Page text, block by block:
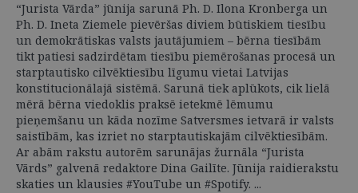
“Jurista Vārda” jūnija sarunā Ph. D. Ilona Kronberga un
Ph. D. Ineta Ziemele pievēršas diviem būtiskiem tiesību
un demokrātiskas valsts jautājumiem – bērna tiesībām
tikt patiesi sadzirdētam tiesību piemērošanas procesā un
starptautisko cilvēktiesību līgumu vietai Latvijas
konstitucionālajā sistēmā. Sarunā tiek aplūkots, cik lielā
mērā bērna viedoklis praksē ietekmē lēmumu
pieņemšanu un kāda nozīme Satversmes ietvarā ir valsts
saistībām, kas izriet no starptautiskajām cilvēktiesībām.
Ar abām rakstu autorēm sarunājas žurnāla “Jurista
Vārds” galvenā redaktore Dina Gailīte. Jūnija raidierakstu
skaties un klausies #YouTube un #Spotify. ...